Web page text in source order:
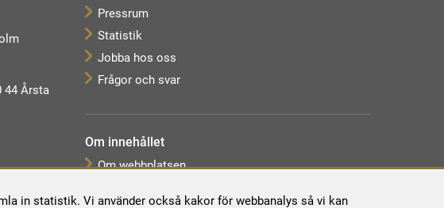
in statistik. Vi använder också kakor för webbanalys så vi kan
44 Årsta
Pressrum
Statistik
Jobba hos oss
Frågor och svar
Om innehållet
Om webbplatsen